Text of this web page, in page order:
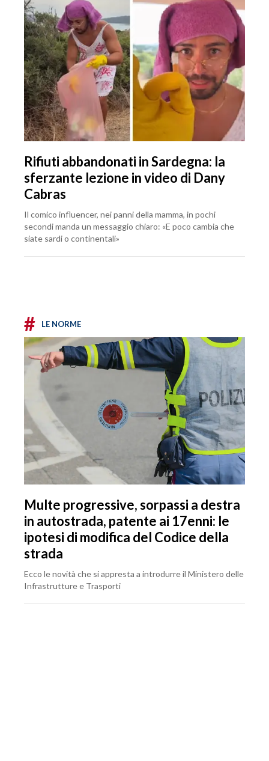
Rifiuti abbandonati in Sardegna: la
sferzante lezione in video di Dany
Cabras
Il comico influencer, nei panni della mamma, in pochi
secondi manda un messaggio chiaro: «E poco cambia che
siate sardi o continentali»
# LE NORME
Multe progressive, sorpassi a destra
in autostrada, patente ai 17enni: le
ipotesi di modifica del Codice della
strada
Ecco le novità che si appresta a introdurre il Ministero delle
Infrastrutture e Trasporti